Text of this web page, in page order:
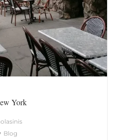
York
Blog